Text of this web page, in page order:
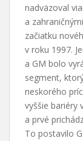
nadväzoval
a
začiatku
v roku 1997.
a GM bolo
segment,
neskorého
vyššie bariéry
a prvé
To postavilo